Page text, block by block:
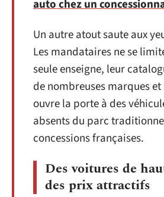
auto chez un
Un autre atout saute aux
Les mandataires ne se
seule enseigne, leur
de nombreuses marques
ouvre la porte à des
absents du parc
concessions françaises.
Des voitures de
des prix attractifs